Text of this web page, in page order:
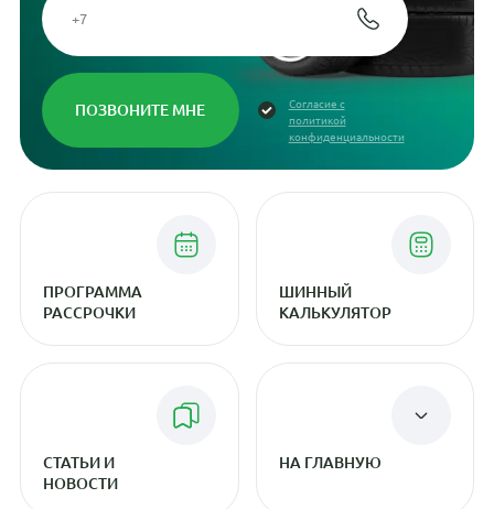
Согласие с
политикой
конфиденциальности
ПРОГРАММА
РАССРОЧКИ
ШИННЫЙ
КАЛЬКУЛЯТОР
СТАТЬИ И
НОВОСТИ
НА ГЛАВНУЮ